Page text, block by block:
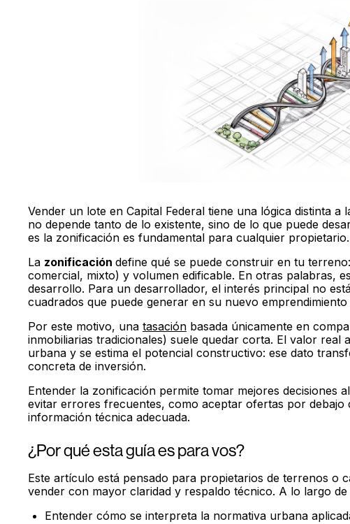
Vender un lote en Capital Federal tiene una lógica distinta
no depende tanto de lo existente, sino de lo que puede
es la zonificación es fundamental para cualquier propietario.
La zonificación define qué se puede construir en tu
comercial, mixto) y volumen edificable. En otras palabras,
desarrollo. Para un desarrollador, el interés principal no
cuadrados que puede generar en su nuevo emprendimiento
Por este motivo, una tasación basada únicamente en
inmobiliarias tradicionales) suele quedar corta. El valor real
urbana y se estima el potencial constructivo: ese dato
concreta de inversión.
Entender la zonificación permite tomar mejores decisiones
evitar errores frecuentes, como aceptar ofertas por
información técnica adecuada.
¿Por qué esta guía es para vos?
Este artículo está pensado para propietarios de terrenos o
vender con mayor claridad y respaldo técnico. A lo largo
Entender cómo se interpreta la normativa urbana